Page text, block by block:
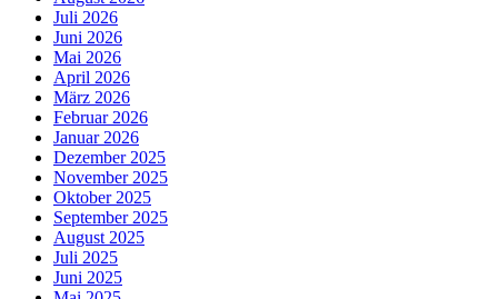
Juli 2026
Juni 2026
Mai 2026
April 2026
März 2026
Februar 2026
Januar 2026
Dezember 2025
November 2025
Oktober 2025
September 2025
August 2025
Juli 2025
Juni 2025